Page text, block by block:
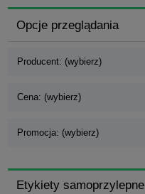
Opcje przeglądania
Producent: (wybierz)
Cena: (wybierz)
Promocja: (wybierz)
Etykiety samoprzylepne